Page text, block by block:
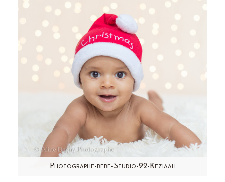
de Yi. C'est avec grand…
Photographe-bebe-Studio-92-Keziaah